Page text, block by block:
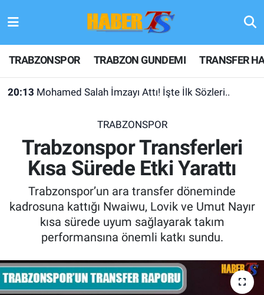
TRABZONSPOR TRABZON GUNDEMI TRANSFER
20:13 Mohamed Salah İmzayı Attı! İşte İlk Sözleri..
TRABZONSPOR
Trabzonspor Transferleri
Kısa Sürede Etki Yarattı
Trabzonspor’un ara transfer döneminde
kadrosuna kattığı Nwaiwu, Lovik ve Umut Nayır
kısa sürede uyum sağlayarak takım
performansına önemli katkı sundu.
TRABZONSPOR
TRABZON GUNDEMI
KULİS MEYDANI
1461 TRABZON
FUTBOL
TV VE SİNEMA
Hava Durumu
Trafik Durumu
Son Dakika Haberleri
Haber Arşivi